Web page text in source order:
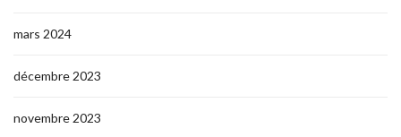
mars 2024
décembre 2023
novembre 2023